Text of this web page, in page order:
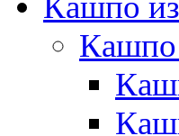
Кашпо